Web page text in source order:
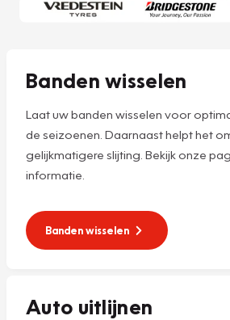
Banden wisselen
Laat uw banden wisselen voor
de seizoenen. Daarnaast helpt het
gelijkmatigere slijting. Bekijk onze
informatie.
Banden wisselen
Auto uitlijnen